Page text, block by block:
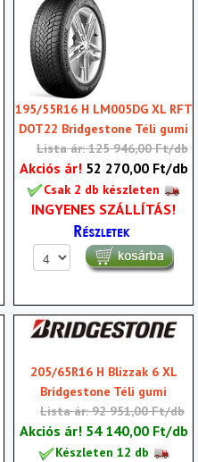
195/55R16 H LM005DG XL RFT
DOT22 Bridgestone Téli gumi
Lista ár: 125 946,00 Ft/db
Akciós ár! 52 270,00 Ft/db
Csak 2 db készleten
INGYENES SZÁLLÍTÁS!
205/65R16 H Blizzak 6 XL
Bridgestone Téli gumi
Lista ár: 92 951,00 Ft/db
Akciós ár! 54 140,00 Ft/db
Készleten 12 db